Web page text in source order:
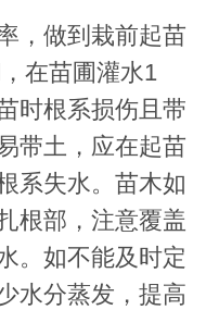
做到栽前起苗
在苗圃灌水1
时根系损伤且带
带土，应在起苗
系失水。苗木如
根部，注意覆盖
。如不能及时定
水分蒸发，提高